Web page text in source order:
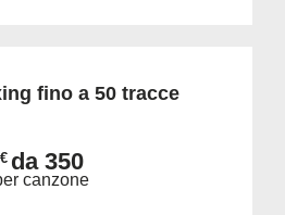
fino a 50 tracce
€ da 350
canzone